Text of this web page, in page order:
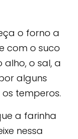
o forno a
com o suco
o sal, a
alguns
temperos.
a farinha
nessa